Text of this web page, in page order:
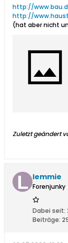
http://
http://
(hat aber nicht
Zuletzt geändert
lemmie
Forenjunky
Dabei seit:
Beiträge: